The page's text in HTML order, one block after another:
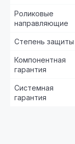
Роликовые
направляющие
Степень защиты
Компонентная
гарантия
Системная
гарантия